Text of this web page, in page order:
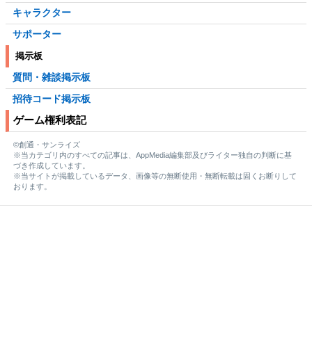
キャラクター
サポーター
掲示板
質問・雑談掲示板
招待コード掲示板
ゲーム権利表記
©創通・サンライズ
※当カテゴリ内のすべての記事は、AppMedia編集部及びライター独自の判断に基
づき作成しています。
※当サイトが掲載しているデータ、画像等の無断使用・無断転載は固くお断りして
おります。